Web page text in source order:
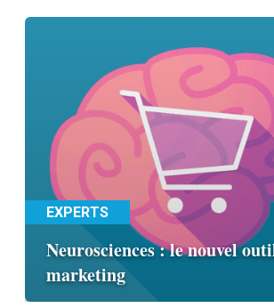
EXPERTS
Neurosciences : le nouvel
marketing